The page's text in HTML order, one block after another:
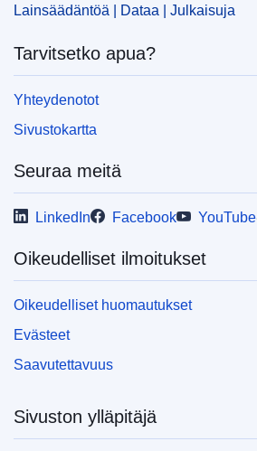
Lainsäädäntöä | Dataa | Julkaisuja
Tarvitsetko apua?
Yhteydenotot
Sivustokartta
Seuraa meitä
LinkedIn Facebook YouTube
Oikeudelliset ilmoitukset
Oikeudelliset huomautukset
Evästeet
Saavutettavuus
Sivuston ylläpitäjä